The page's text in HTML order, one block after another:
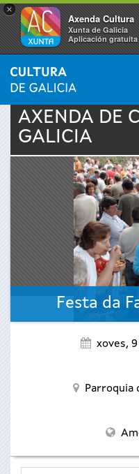
×
Axenda Cultura
Xunta de Galicia
Aplicación gratuíta
Vostede
está
INICIO › ACTUALIDADE
AXENDA DE
GALICIA
Festa da
xoves,
Parroquia